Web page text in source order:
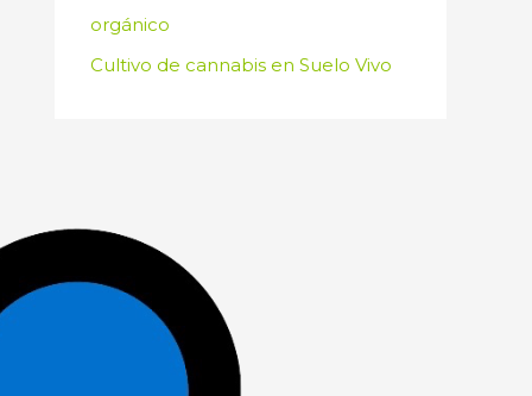
orgánico
Cultivo de cannabis en Suelo Vivo